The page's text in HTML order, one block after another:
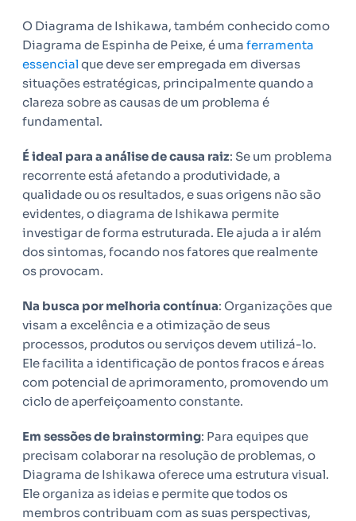
O Diagrama de Ishikawa, também conhecido como
Diagrama de Espinha de Peixe, é uma ferramenta
essencial que deve ser empregada em diversas
situações estratégicas, principalmente quando a
clareza sobre as causas de um problema é
fundamental.
É ideal para a análise de causa raiz: Se um problema
recorrente está afetando a produtividade, a
qualidade ou os resultados, e suas origens não são
evidentes, o diagrama de Ishikawa permite
investigar de forma estruturada. Ele ajuda a ir além
dos sintomas, focando nos fatores que realmente
os provocam.
Na busca por melhoria contínua: Organizações que
visam a excelência e a otimização de seus
processos, produtos ou serviços devem utilizá-lo.
Ele facilita a identificação de pontos fracos e áreas
com potencial de aprimoramento, promovendo um
ciclo de aperfeiçoamento constante.
Em sessões de brainstorming: Para equipes que
precisam colaborar na resolução de problemas, o
Diagrama de Ishikawa oferece uma estrutura visual.
Ele organiza as ideias e permite que todos os
membros contribuam com as suas perspectivas,